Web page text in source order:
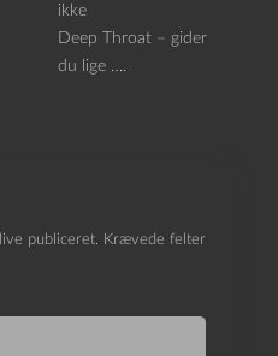
ikke
Deep Throat – gider
du lige ….
publiceret. Krævede felter